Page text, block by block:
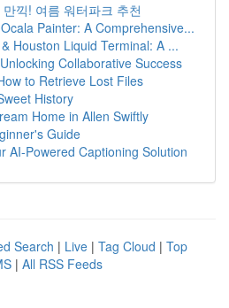
끽! 여름 워터파크 추천
Painter: A Comprehensive...
Houston Liquid Terminal: A ...
Collaborative Success
to Retrieve Lost Files
History
Home in Allen Swiftly
Guide
AI-Powered Captioning Solution
Search | Live | Tag Cloud | Top
| All RSS Feeds